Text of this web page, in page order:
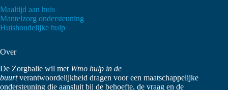
Maaltijd aan huis
Mantelzorg ondersteuning
Huishoudelijke hulp
Over
De Zorgbalie wil met Wmo hulp in de
buurtverantwoordelijkheid dragen voor een maatschappelijke
ondersteuning die aansluit bij de behoefte, de vraag en de